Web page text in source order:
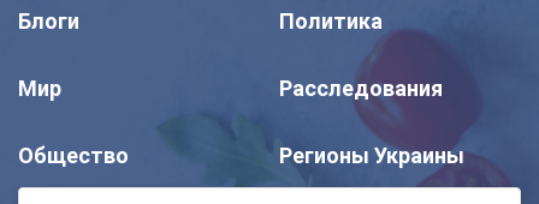
Блоги Политика
Мир Расследования
Общество Регионы Украины